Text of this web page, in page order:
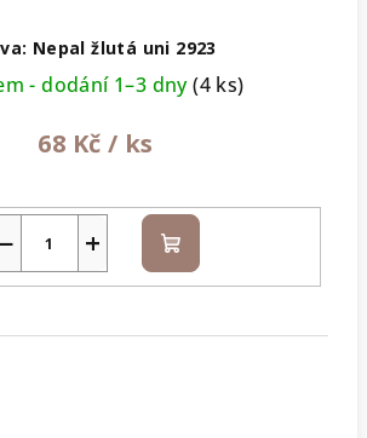
Nepal žlutá uni 2923
- dodání 1–3 dny(4 ks)
68 Kč / ks
+
− Do
košíku